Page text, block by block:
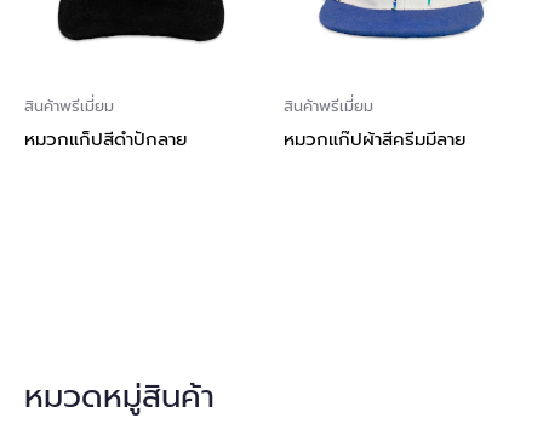
หมวดหมู่สินค้า
สินค้าพรีเมี่ยม
หมวกแก็ปสีดำปักลาย
สินค้าพรีเมี่ยม
หมวกแก๊ปผ้าสีครีมมีลาย